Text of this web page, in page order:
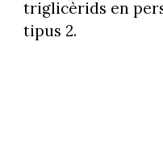
triglicèrids en
tipus 2.